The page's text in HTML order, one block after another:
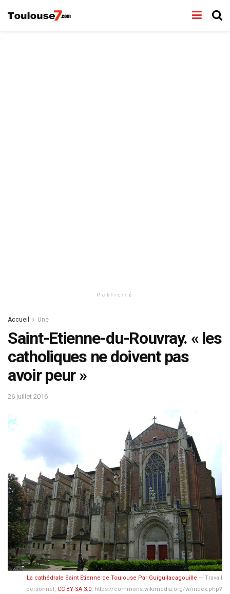
Publicité
Accueil Une
Saint-Etienne-du-Rouvray. « les
catholiques ne doivent pas
avoir peur »
26 juillet 2016
La cathédrale Saint Etienne de Toulouse Par Guiguilacagouille — Travail
personnel , CC BY-SA 3.0, https://commons.wikimedia.org/w/index.php?